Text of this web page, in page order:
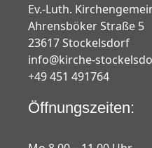
Ev.-Luth.
Ahrensböker Straße 5
23617 Stockelsdorf
info@kirche-
+49 451 491764
Öffnungszeiten: